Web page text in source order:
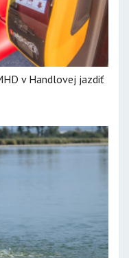
v Handlovej jazdiť